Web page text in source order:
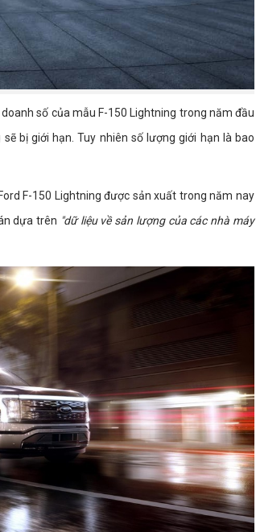
số của mẫu F-150 Lightning trong năm đầu
bị giới hạn. Tuy nhiên số lượng giới hạn là bao
F-150 Lightning được sản xuất trong năm nay
dựa trên "dữ liệu về sản lượng của các nhà máy